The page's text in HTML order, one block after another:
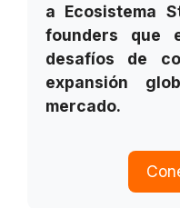
a Ecosistema
founders que
desafíos de
expansión
mercado.